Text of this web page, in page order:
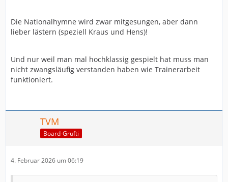
Die Nationalhymne wird zwar mitgesungen, aber dann
lieber lästern (speziell Kraus und Hens)!
Und nur weil man mal hochklassig gespielt hat muss man
nicht zwangsläufig verstanden haben wie Trainerarbeit
funktioniert.
TVM
Board-Grufti
4. Februar 2026 um 06:19